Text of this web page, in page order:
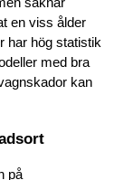
en viss ålder
har hög statistik
med bra
kan
på